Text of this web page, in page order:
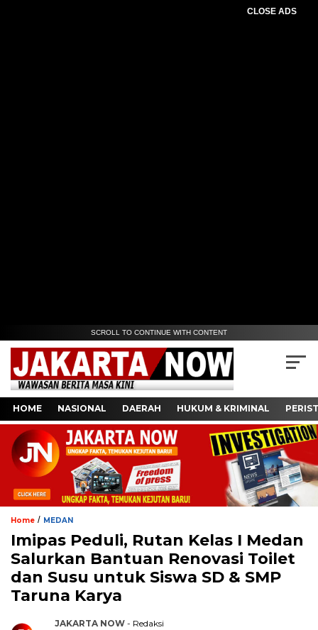
CLOSE ADS
SCROLL TO CONTINUE WITH CONTENT
HOME NASIONAL DAERAH HUKUM & KRIMINAL
Home / MEDAN
Imipas Peduli, Rutan Kelas I Medan
Salurkan Bantuan Renovasi Toilet
dan Susu untuk Siswa SD & SMP
Taruna Karya
JAKARTA NOW - Redaksi